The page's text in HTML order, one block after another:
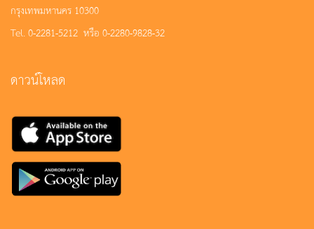
กรุงเทพมหานคร 10300
Tel. 0-2281-5212 หรือ 0-2280-9828-32
ดาวน์โหลด